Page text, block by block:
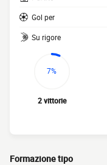
Gol per
Su rigore
7%
2 vittorie
Formazione tipo